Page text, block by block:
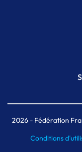
2026- Fédération
Conditions